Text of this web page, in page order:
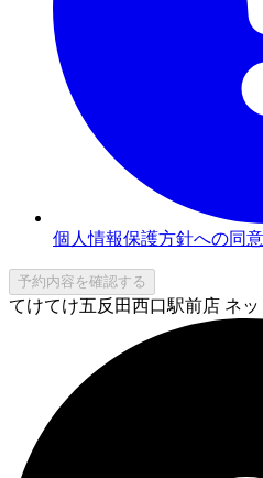
個人情報保護方針への同
予約内容を確認する
てけてけ五反田西口駅前店 ネッ